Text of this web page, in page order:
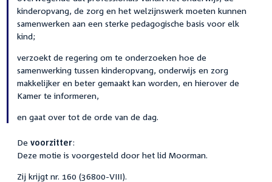
kinderopvang, de zorg en het welzijnswerk moeten kunnen
samenwerken aan een sterke pedagogische basis voor elk
kind;
verzoekt de regering om te onderzoeken hoe de
samenwerking tussen kinderopvang, onderwijs en zorg
makkelijker en beter gemaakt kan worden, en hierover de
Kamer te informeren,
en gaat over tot de orde van de dag.
De voorzitter:
Deze motie is voorgesteld door het lid Moorman.
Zij krijgt nr. 160 (36800-VIII).